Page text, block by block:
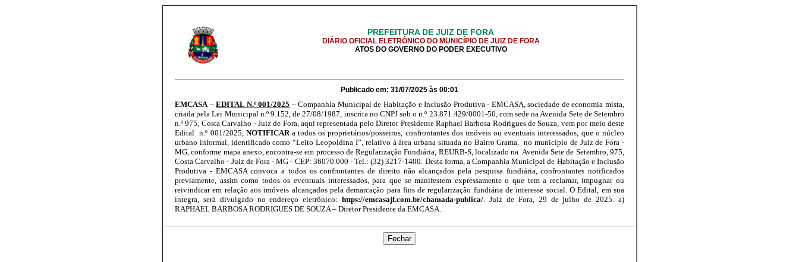
PREFEITURA DE JUIZ DE FORA
DIÁRIO OFICIAL ELETRÔNICO DO MUNICÍPIO DE JUIZ DE FORA
ATOS DO GOVERNO DO PODER EXECUTIVO
Publicado em: 31/07/2025 às 00:01
EMCASA–EDITAL N.º 001/2025 – Companhia Municipal de Habitação e Inclusão Produtiva - EMCASA, sociedade de economia mista,
criada pela Lei Municipal n.º 9.152, de 27/08/1987, inscrita no CNPJ sob o n.º 23.871.429/0001-50, com sede na Avenida Sete de Setembro
n.º 975, Costa Carvalho - Juiz de Fora, aqui representada pelo Diretor Presidente Raphael Barbosa Rodrigues de Souza, vem por meio deste
Edital n.º 001/2025, NOTIFICARa todos os proprietários/posseiros, confrontantes dos imóveis ou eventuais interessados, que o núcleo
urbano informal, identificado como “Leito Leopoldina I”, relativo à área urbana situada no Bairro Grama, no município de Juiz de Fora -
MG, conforme mapa anexo, encontra-se em processo de Regularização Fundiária, REURB-S, localizado na Avenida Sete de Setembro, 975,
Costa Carvalho - Juiz de Fora - MG - CEP: 36070.000 - Tel.: (32) 3217-1400. Desta forma, a Companhia Municipal de Habitação e Inclusão
Produtiva - EMCASA convoca a todos os confrontantes de direito não alcançados pela pesquisa fundiária, confrontantes notificados
previamente, assim como todos os eventuais interessados, para que se manifestem expressamente o que tem a reclamar, impugnar ou
reivindicar em relação aos imóveis alcançados pela demarcação para fins de regularização fundiária de interesse social. O Edital, em sua
íntegra, será divulgado no endereço eletrônico:https://emcasajf.com.br/chamada-publica/. Juiz de Fora, 29 de julho de 2025. a)
RAPHAEL BARBOSA RODRIGUES DE SOUZA – Diretor Presidente da EMCASA.